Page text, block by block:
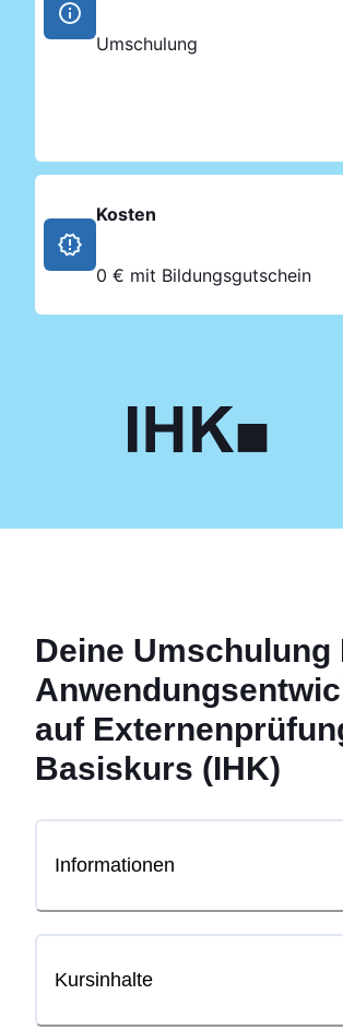
Umschulung
Kosten
0 € mit Bildungsgutschein
Deine Umschulung
auf
Basiskurs (IHK)
Informationen
Kursinhalte